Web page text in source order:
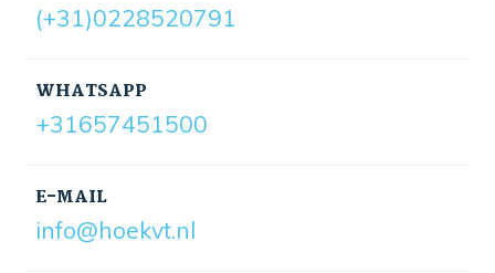
(+31)0228520791
E-MAIL
info@hoekvt.nl
WHATSAPP
+31657451500